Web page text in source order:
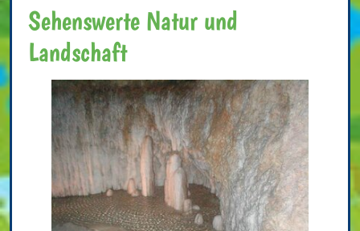
Sehenswerte Natur und
Landschaft